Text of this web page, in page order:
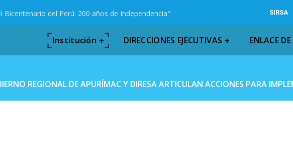
Bicentenario del Perú: 200 años de Independencia" SIRSA
Institución DIRECCIONES EJECUTIVAS ENLACE
REGIONAL DE APURÍMAC Y DIRESA ARTICULAN ACCIONES PARA